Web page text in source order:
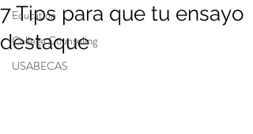
Education
College Counseling
USABECAS
7 Tips para que tu ensayo
destaque